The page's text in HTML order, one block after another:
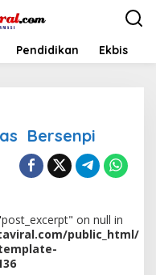
Pendidikan Ekbis
Bersenpi
on null in
public_html/